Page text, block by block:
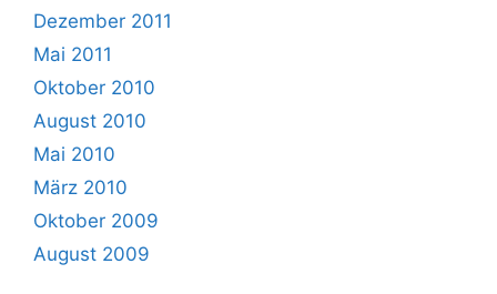
Dezember 2011
Mai 2011
Oktober 2010
August 2010
Mai 2010
März 2010
Oktober 2009
August 2009